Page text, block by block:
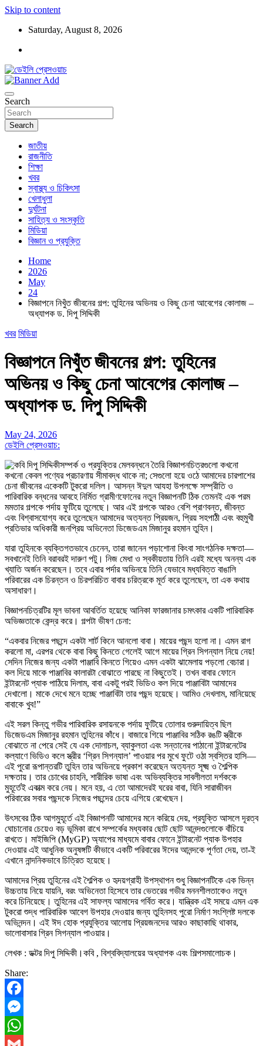
Skip to content
Saturday, August 8, 2026
ডেইলি প্রেসওয়াচ
Search
Search
জাতীয়
রাজনীতি
শিক্ষা
খবর
স্বাস্থ্য ও চিকিৎসা
খেলাধুলা
দুর্ঘটনা
সাহিত্য ও সংস্কৃতি
মিডিয়া
বিজ্ঞান ও প্রযুক্তি
Home
2026
May
24
বিজ্ঞাপনে নিখুঁত জীবনের গল্প: তুহিনের অভিনয় ও কিছু চেনা আবেগের কোলাজ –
অধ্যাপক ড. দিপু সিদ্দিকী
খবর মিডিয়া
বিজ্ঞাপনে নিখুঁত জীবনের গল্প: তুহিনের
অভিনয় ও কিছু চেনা আবেগের কোলাজ –
অধ্যাপক ড. দিপু সিদ্দিকী
May 24, 2026
ডেইলি প্রেসওয়াচ:
সম্পর্ক ও প্রযুক্তির মেলবন্ধনে তৈরি বিজ্ঞাপনচিত্রগুলো কখনো
কখনো কেবল পণ্যের প্রচারণায় সীমাবদ্ধ থাকে না; সেগুলো হয়ে ওঠে আমাদের চারপাশের
চেনা জীবনের একেকটি টুকরো দলিল। আসন্ন ঈদুল আযহা উপলক্ষে সম্প্রীতি ও
পারিবারিক বন্ধনের আবহে নির্মিত গ্রামীণফোনের নতুন বিজ্ঞাপনটি ঠিক তেমনই এক পরম
মমতার গল্পকে পর্দায় ফুটিয়ে তুলেছে। আর এই গল্পকে আরও বেশি প্রাণবন্ত, জীবন্ত
এবং বিশ্বাসযোগ্য করে তুলেছেন আমাদের অত্যন্ত প্রিয়জন, প্রিয় সহপাঠী এবং বহুমুখী
প্রতিভার অধিকারী জনপ্রিয় অভিনেতা ডিজেডএম মিজানুর রহমান তুহিন।
যারা তুহিনকে ব্যক্তিগতভাবে চেনেন, তারা জানেন পড়াশোনা কিংবা সাংগঠনিক দক্ষতা—
সবখানেই তিনি বরাবরই দারুণ পটু। নিজ মেধা ও স্বকীয়তায় তিনি এরই মধ্যে অনন্য এক
খ্যাতি অর্জন করেছেন। তবে এবার পর্দার অভিনয়ে তিনি যেভাবে মধ্যবিত্ত বাঙালি
পরিবারের এক চিরন্তন ও চিরপরিচিত বাবার চরিত্রকে মূর্ত করে তুলেছেন, তা এক কথায়
অসাধারণ।
বিজ্ঞাপনচিত্রটির মূল ভাবনা আবর্তিত হয়েছে আনিকা ফারজানার চমৎকার একটি পারিবারিক
অভিজ্ঞতাকে কেন্দ্র করে। গল্পটা ভীষণ চেনা:
“একবার নিজের পছন্দে একটা শার্ট কিনে আনলো বাবা। মায়ের পছন্দ হলো না। এমন রাগ
করলো মা, এরপর থেকে বাবা কিছু কিনতে গেলেই আগে মায়ের গ্রিন সিগন্যাল নিয়ে নেয়!
সেদিন নিজের জন্য একটা পাঞ্জাবি কিনতে গিয়েও এমন একটা ঝামেলায় পড়লো বেচারা।
কল দিয়ে মাকে পাঞ্জাবির কালারটা বোঝাতে পারছে না কিছুতেই। তখন বাবার ফোনে
ইন্টারনেট প্যাক পাঠিয়ে দিলাম, বাবা একটু পরই ভিডিও কল দিয়ে পাঞ্জাবিটা আমাদের
দেখালো। মাকে দেখে মনে হচ্ছে পাঞ্জাবিটা তার পছন্দ হয়েছে। আমিও দেখলাম, মানিয়েছে
বাবাকে খুব!”
এই সরল কিন্তু গভীর পারিবারিক রসায়নকে পর্দায় ফুটিয়ে তোলার গুরুদায়িত্ব ছিল
ডিজেডএম মিজানুর রহমান তুহিনের কাঁধে। বাজারে গিয়ে পাঞ্জাবির সঠিক রঙটি স্ত্রীকে
বোঝাতে না পেরে সেই যে এক দোলাচল, ব্যাকুলতা এবং সন্তানের পাঠানো ইন্টারনেটের
কল্যাণে ভিডিও কলে স্ত্রীর ‘গ্রিন সিগন্যাল’ পাওয়ার পর মুখে ফুটে ওঠা স্বস্তির হাসি—
এই পুরো রূপান্তরটি তুহিন তার অভিনয়ে প্রকাশ করেছেন অত্যন্ত সূক্ষ্ম ও শৈল্পিক
দক্ষতায়। তার চোখের চাহনি, শারীরিক ভাষা এবং অভিব্যক্তির সাবলীলতা দর্শককে
মুহূর্তেই একাত্ম করে নেয়। মনে হয়, এ তো আমাদেরই ঘরের বাবা, যিনি সারাজীবন
পরিবারের সবার পছন্দকে নিজের পছন্দের চেয়ে এগিয়ে রেখেছেন।
উৎসবের ঠিক আগমুহূর্তে এই বিজ্ঞাপনটি আমাদের মনে করিয়ে দেয়, প্রযুক্তি আসলে দূরত্ব
ঘোচানোর চেয়েও বড় ভূমিকা রাখে সম্পর্কের মধ্যকার ছোট ছোট আনন্দগুলোকে বাঁচিয়ে
রাখতে। মাইজিপি (MyGP) অ্যাপের মাধ্যমে বাবার ফোনে ইন্টারনেট প্যাক উপহার
দেওয়ার এই আধুনিক অনুষঙ্গটি কীভাবে একটি পরিবারের ঈদের আনন্দকে পূর্ণতা দেয়, তা-ই
এখানে নান্দনিকভাবে চিত্রিত হয়েছে।
আমাদের প্রিয় তুহিনের এই শৈল্পিক ও হৃদয়গ্রাহী উপস্থাপন শুধু বিজ্ঞাপনটিকে এক ভিন্ন
উচ্চতায় নিয়ে যায়নি, বরং অভিনেতা হিসেবে তার ভেতরের গভীর মননশীলতাকেও নতুন
করে চিনিয়েছে। তুহিনের এই সাফল্য আমাদের গর্বিত করে। যান্ত্রিক এই সময়ে এমন এক
টুকরো শুদ্ধ পারিবারিক আবেগ উপহার দেওয়ার জন্য তুহিনসহ পুরো নির্মাণ সংশ্লিষ্ট দলকে
অভিনন্দন। এই ঈদ হোক প্রযুক্তির আলোয় প্রিয়জনদের আরও কাছাকাছি থাকার,
ভালোবাসার গ্রিন সিগন্যাল পাওয়ার।
লেখক : ডক্টর দিপু সিদ্দিকী।কবি , বিশ্ববিদ্যালয়ের অধ্যাপক এবং শিল্পসমালোচক।
Share:
Facebook
Messenger
WhatsApp